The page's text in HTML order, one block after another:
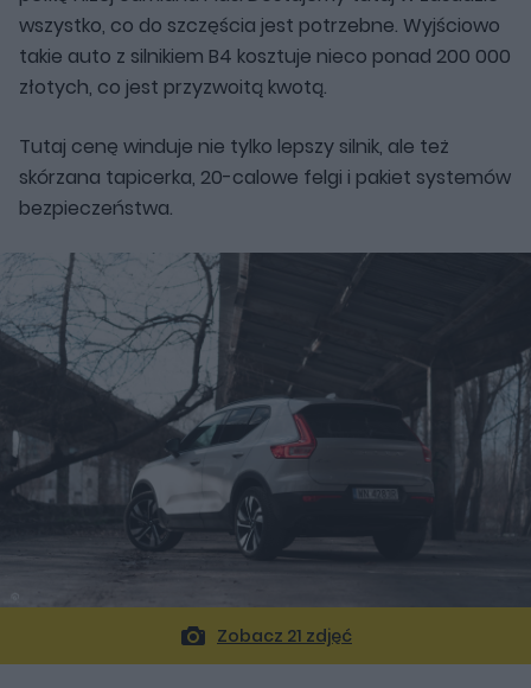
wszystko, co do szczęścia jest potrzebne. Wyjściowo
takie auto z silnikiem B4 kosztuje nieco ponad 200 000
złotych, co jest przyzwoitą kwotą.
Tutaj cenę winduje nie tylko lepszy silnik, ale też
skórzana tapicerka, 20-calowe felgi i pakiet systemów
bezpieczeństwa.
Zobacz 21 zdjęć